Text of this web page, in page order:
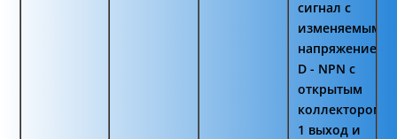
сигнал с
изменяемым
напряжением
D - NPN с
открытым
коллектором
1 выход и